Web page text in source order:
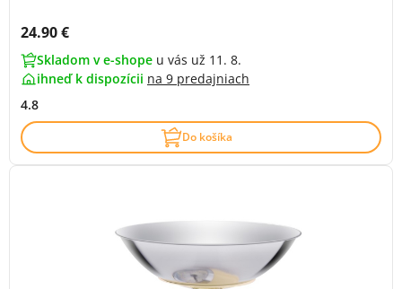
Cena s DPH:
24.90 €
Skladom v e-shope u vás už 11. 8.
ihneď k dispozícii na 9 predajniach
4.8
Do košíka